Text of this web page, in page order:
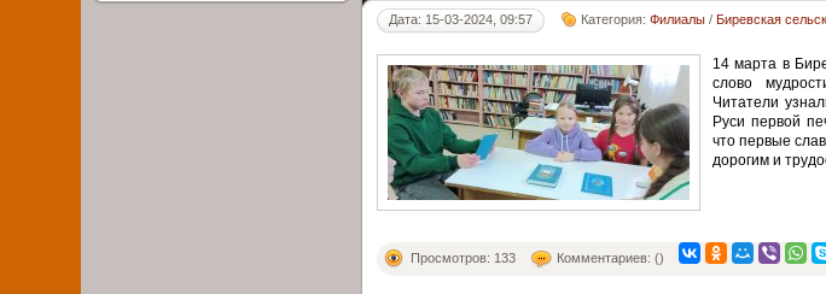
Дата: 15-03-2024, 09:57 Категория:Филиалы /Биревская
14 марта в
слово
Читатели
Руси первой
что первые
дорогим и
Просмотров: 133 Комментариев: ()